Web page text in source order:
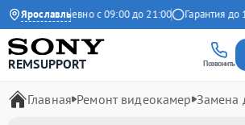
Ярославль
Ежедневно с 09:00 до 21:00 Гарантия до 1
REMSUPPORT Позвонить
Главная Ремонт видеокамер Замена